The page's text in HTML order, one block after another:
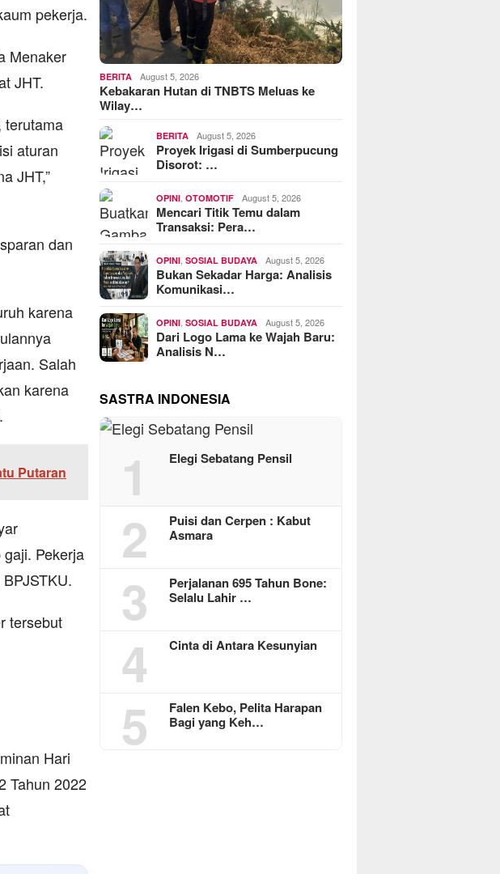
pekerja.
Menaker
JHT.
terutama
aturan
JHT,”
dan
karena
Salah
karena
Putaran
Pekerja
tersebut
Hari
Tahun 2022
BERITA August 5, 2026
Kebakaran Hutan di TNBTS Meluas ke
Wilay…
BERITA August 5, 2026
Proyek Irigasi di Sumberpucung
Disorot: …
OPINI ,OTOMOTIF August 5, 2026
Mencari Titik Temu dalam
Transaksi: Pera…
OPINI ,SOSIAL BUDAYA August 5, 2026
Bukan Sekadar Harga: Analisis
Komunikasi…
OPINI ,SOSIAL BUDAYA August 5, 2026
Dari Logo Lama ke Wajah Baru:
Analisis N…
SASTRA INDONESIA
1 Elegi Sebatang Pensil
2
Puisi dan Cerpen : Kabut
Asmara
3
Perjalanan 695 Tahun Bone:
Selalu Lahir …
4 Cinta di Antara Kesunyian
5
Falen Kebo, Pelita Harapan
Bagi yang Keh…